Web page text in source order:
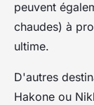
peuvent
chaudes) à
ultime.
D'autres
Hakone ou